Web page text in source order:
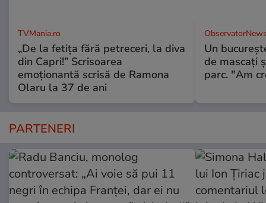
TVMania.ro
„De la fetița fără petreceri, la diva
din Capri!” Scrisoarea
emoționantă scrisă de Ramona
Olaru la 37 de ani
Un
de mascaţi
parc. "Am
PARTENERI